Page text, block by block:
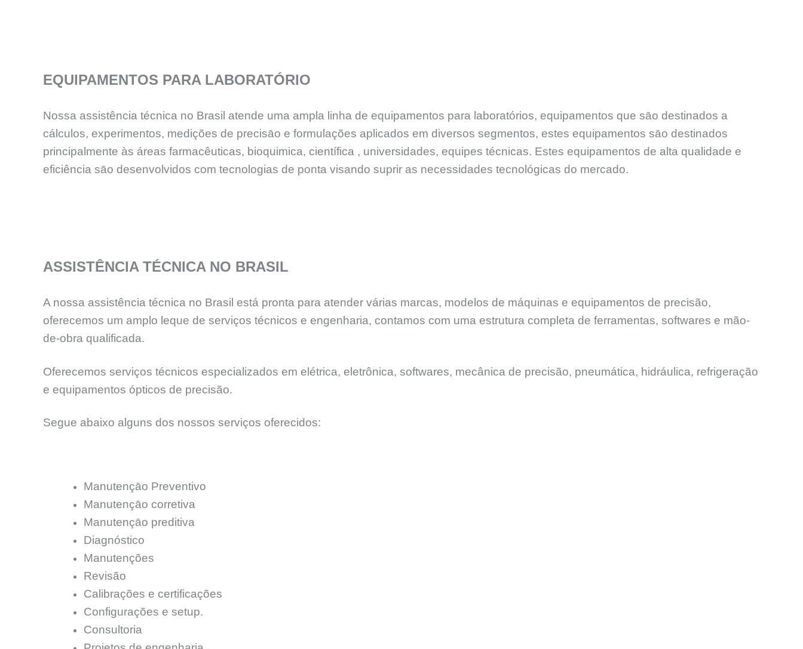
EQUIPAMENTOS PARA LABORATÓRIO
Nossa assistência técnica no Brasil atende uma ampla linha de equipamentos para laboratórios, equipamentos que sāo destinados a
cálculos, experimentos, medições de precisāo e formulações aplicados em diversos segmentos, estes equipamentos sāo destinados
principalmente às áreas farmacêuticas, bioquimica, científica , universidades, equipes técnicas. Estes equipamentos de alta qualidade e
eficiência sāo desenvolvidos com tecnologias de ponta visando suprir as necessidades tecnológicas do mercado.
ASSISTÊNCIA TÉCNICA NO BRASIL
A nossa assistência técnica no Brasil está pronta para atender várias marcas, modelos de máquinas e equipamentos de precisão,
oferecemos um amplo leque de serviços técnicos e engenharia, contamos com uma estrutura completa de ferramentas, softwares e mão-
de-obra qualificada.
Oferecemos serviços técnicos especializados em elétrica, eletrônica, softwares, mecânica de precisão, pneumática, hidráulica, refrigeração
e equipamentos ópticos de precisão.
Segue abaixo alguns dos nossos serviços oferecidos:
Manutençāo Preventivo
Manutençāo corretiva
Manutençāo preditiva
Diagnóstico
Manutenções
Revisão
Calibrações e certificações
Configurações e setup.
Consultoria